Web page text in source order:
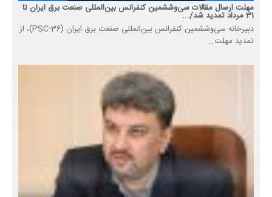
مهلت ارسال مقالات سی‌وششمین کنفرانس بین‌المللی صنعت برق ایران تا
31 مرداد تمدید شد/...
دبیرخانه سی‌وششمین کنفرانس بین‌المللی صنعت برق ایران (PSC-36)، از
تمدید مهلت...